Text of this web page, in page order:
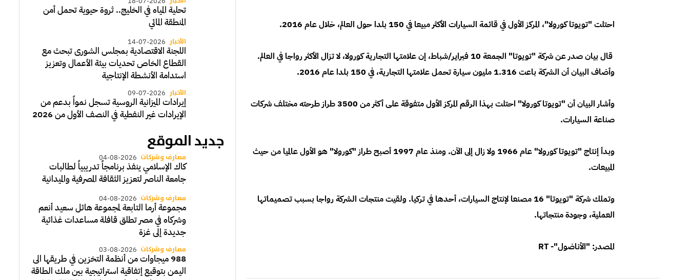
احتلت "تويوتا كورولا"، المركز الأول في قائمة السيارات الأكثر مبيعا في 150 بلدا حول العالم، خلال عام 2016.
قال بيان صدر عن شركة "تويوتا" الجمعة 10 فبراير/شباط، إن علامتها التجارية كورولا، لا تزال الأكثر رواجا في العالم.
وأضاف البيان أن الشركة باعت 1.316 مليون سيارة تحمل علامتها التجارية، في 150 بلدا عام 2016.
وأشار البيان أن "تويوتا كورولا" احتلت بهذا الرقم المركز الأول متفوقة على أكثر من 3500 طراز طرحته مختلف شركات
صناعة السيارات.
وبدأ إنتاج "تويوتا كورولا" عام 1966 ولا زال إلى الآن. ومنذ عام 1997 أصبح طراز "كورولا" هو الأول عالميا من حيث
المبيعات.
وتملك شركة "تويوتا" 16 مصنعا لإنتاج السيارات، أحدها في تركيا. ولقيت منتجات الشركة رواجا بسبب تصميماتها
العملية، وجودة منتجاتها.
المصدر: "الأناضول"- RT
تحلية المياه في الخليج.. ثروة حيوية تحمل أمن
المنطقة المائي
الأخبار 14-07-2026
اللجنة الاقتصادية بمجلس الشورى تبحث مع
القطاع الخاص تحديات بيئة الأعمال وتعزيز
استدامة الأنشطة الإنتاجية
الأخبار 09-07-2026
إيرادات الميزانية الروسية تسجل نمواً بدعم من
الإيرادات غير النفطية في النصف الأول من 2026
جديد الموقع
مصارف وشركات 04-08-2026
كاك الإسلامي ينفذ برنامجاً تدريبياً لطالبات
جامعة الناصر لتعزيز الثقافة المصرفية والميدانية
مصارف وشركات 04-08-2026
مجموعة أرما التابعة لمجموعة هائل سعيد أنعم
وشركاه في مصر تطلق قافلة مساعدات غذائية
جديدة إلى غزة
مصارف وشركات 03-08-2026
988 ميجاوات من أنظمة التخزين في طريقها الى
اليمن بتوقيع إتفاقية استراتيجية بين ملك الطاقة